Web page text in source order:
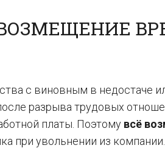
с виновным в недостаче
разрыва трудовых
платы. Поэтому всё
при увольнении из компании.